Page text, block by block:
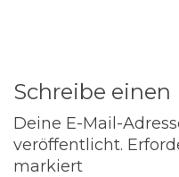
Schreibe
Deine E-Mail-
veröffentlicht.
markiert